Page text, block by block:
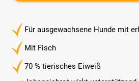
Für ausgewachsene Hunde mit
Mit Fisch
70 % tierisches Eiweiß